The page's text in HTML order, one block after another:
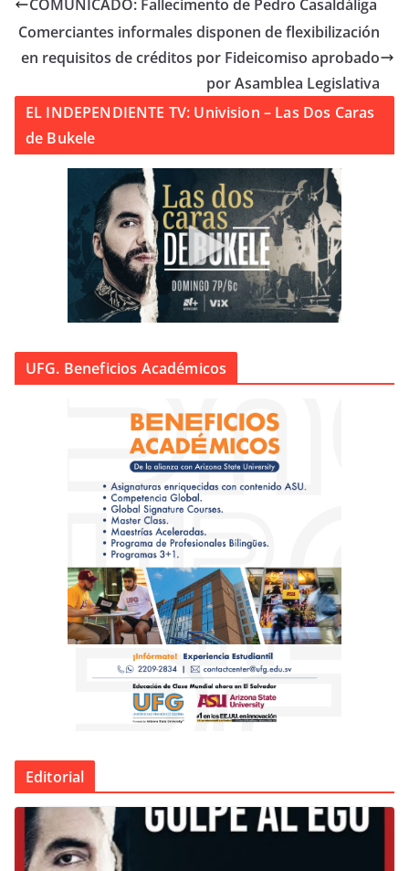
COMUNICADO: Fallecimento de Pedro Casaldáliga
Comerciantes informales disponen de flexibilización
en requisitos de créditos por Fideicomiso aprobado
por Asamblea Legislativa
EL INDEPENDIENTE TV: Univision – Las Dos Caras
de Bukele
UFG. Beneficios Académicos
Editorial